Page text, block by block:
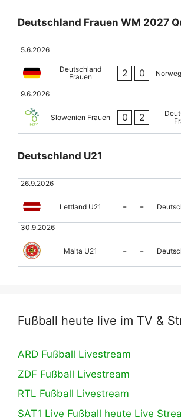
Deutschland Frauen WM 2027
5.6.2026
Deutschland
Frauen
2 0
9.6.2026
Slowenien Frauen 0 2
Deutschland U21
26.9.2026
Lettland U21 - -
30.9.2026
Malta U21 - -
Fußball heute live im TV &
ARD Fußball Livestream
ZDF Fußball Livestream
RTL Fußball Livestream
SAT1 Live Fußball heute Live